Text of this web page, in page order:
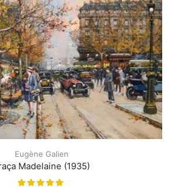
Eugène Galien
Madelaine (1935)